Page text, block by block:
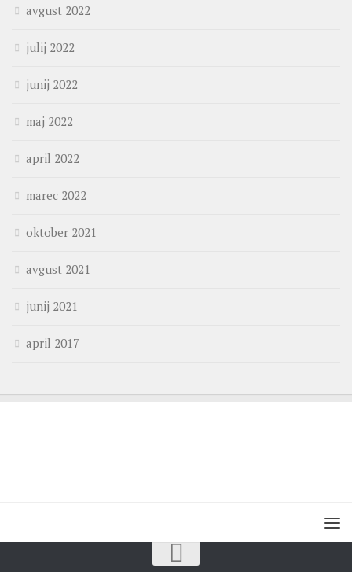
avgust 2022
julij 2022
junij 2022
maj 2022
april 2022
marec 2022
oktober 2021
avgust 2021
junij 2021
april 2017